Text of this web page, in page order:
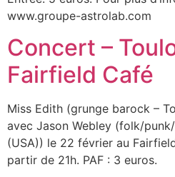
www.groupe-astrolab.com
Concert –
Fairfield Café
Miss Edith (grunge barock –
avec Jason Webley (folk/
(USA)) le 22 février au
partir de 21h. PAF : 3 euros.